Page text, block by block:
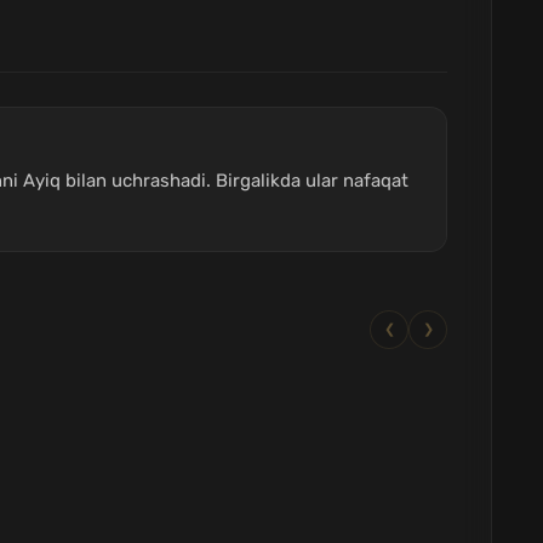
Ayiq bilan uchrashadi. Birgalikda ular nafaqat
❮ ❯